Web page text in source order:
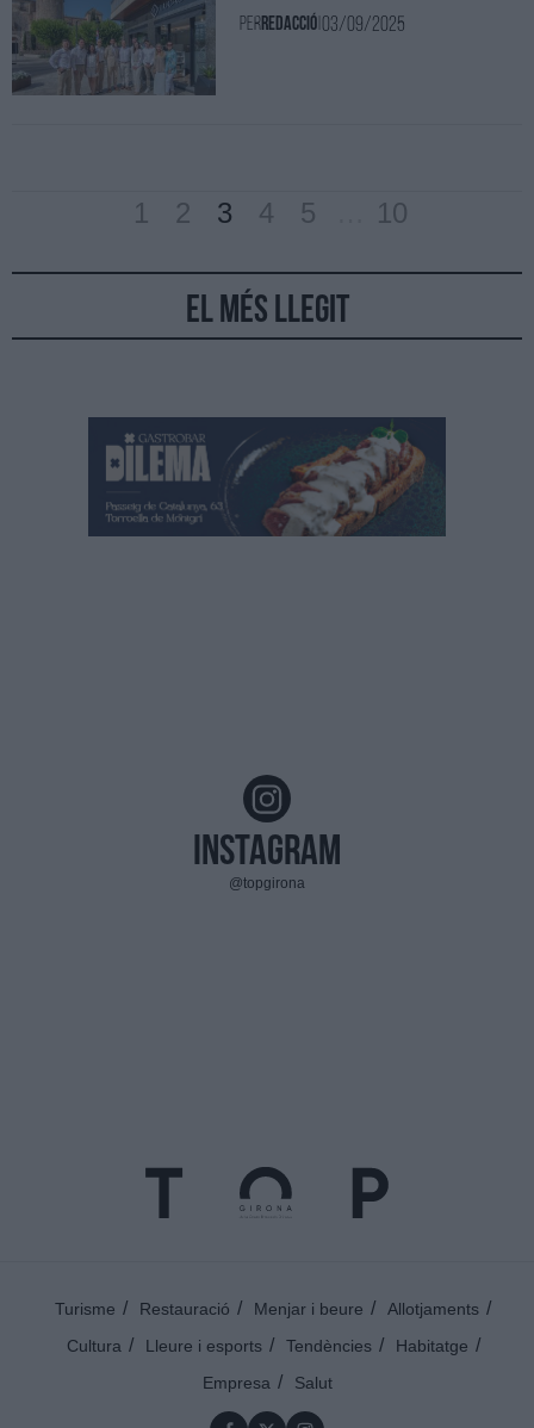
Perredacció 03/09/2025
1 2 3 4 5 10
El més llegit
Instagram
@topgirona
Turisme Restauració Menjar i beure
Allotjaments
Cultura
Lleure i esports Tendències
Habitatge
Empresa
Salut